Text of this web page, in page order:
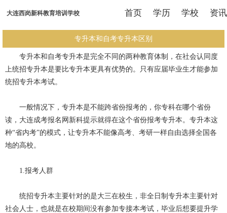
大连西岗新科教育培训学校 首页 学历 学校 资讯
专升本和自考专升本区别
专升本和自考专升本是完全不同的两种教育体制，在社会认同度
上统招专升本是要比专升本更具有优势的。只有应届毕业生才能参加
统招专升本考试。
一般情况下，专升本是不能跨省份报考的，你专科在哪个省份
读，大连成考报名网新科提示就得在这个省份报考专升本。专升本这
种“省内考”的模式，让专升本不能像高考、考研一样自由选择全国各
地的高校。
1.报考人群
统招专升本主要针对的是大三在校生，非全日制专升本主要针对
社会人士，也就是在校期间没有参加专接本考试，毕业后想要提升学